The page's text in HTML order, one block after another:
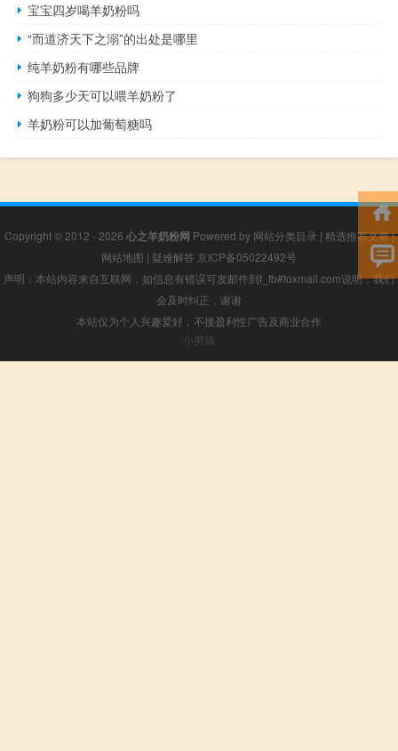
宝宝四岁喝羊奶粉吗
“而道济天下之溺”的出处是哪里
纯羊奶粉有哪些品牌
狗狗多少天可以喂羊奶粉了
羊奶粉可以加葡萄糖吗
Copyright © 2012 - 2026 心之羊奶粉网 Powered by 网站分类目录 | 精选推荐文章|
网站地图 | 疑难解答 京ICP备05022492号
声明：本站内容来自互联网，如信息有错误可发邮件到f_fb#foxmail.com说明，我们
会及时纠正，谢谢
本站仅为个人兴趣爱好，不接盈利性广告及商业合作
小男孩